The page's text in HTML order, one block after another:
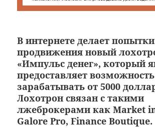
В интернете делает попытки
продвижения новый
«Импульс денег», который
предоставляет возможность
зарабатывать от 5000
Лохотрон связан с такими
лжеброкерами как Market
Galore Pro, Finance Boutique.